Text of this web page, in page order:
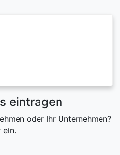
eintragen
oder Ihr Unternehmen?
ein.